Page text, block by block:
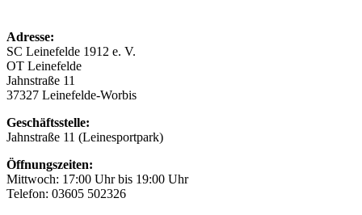
Adresse:
SC Leinefelde 1912 e. V.
OT Leinefelde
Jahnstraße 11
37327 Leinefelde-Worbis
Geschäftsstelle:
Jahnstraße 11 (Leinesportpark)
Öffnungszeiten:
Mittwoch: 17:00 Uhr bis 19:00 Uhr
Telefon: 03605 502326